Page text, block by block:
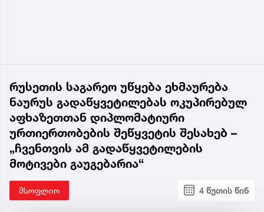
რუსეთის საგარეო უწყება ეხმაურება
ნაურუს გადაწყვეტილებას ოკუპირებულ
აფხაზეთთან დიპლომატიური
ურთიერთობების შეწყვეტის შესახებ –
„ჩვენთვის ამ გადაწყვეტილების
მოტივები გაუგებარია“
მსოფლიო 4 წუთის წინ